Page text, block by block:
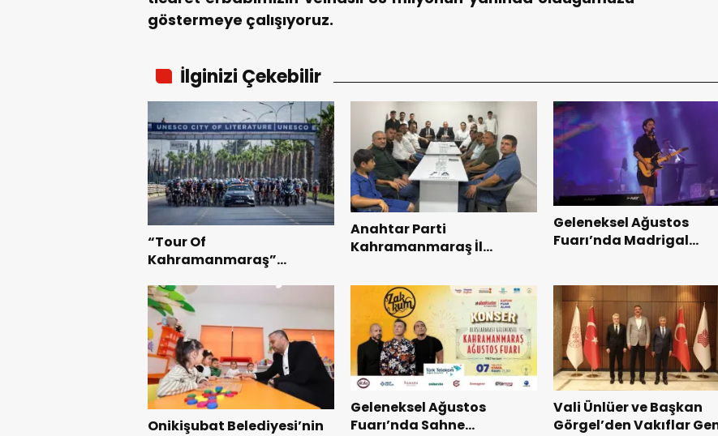
göstermeye çalışıyoruz.
İlginizi Çekebilir
“Tour Of
Kahramanmaraş”
Turnuvası Tamamlandı.
Anahtar Parti
Kahramanmaraş İl
Teşkilatı ile buluştu.
Geleneksel Ağustos
Fuarı’nda Madrigal
Onikişubat Belediyesi’nin
Geleneksel Ağustos
Fuarı’nda Sahne
Vali Ünlüer ve Başkan
Görgel’den Vakıflar